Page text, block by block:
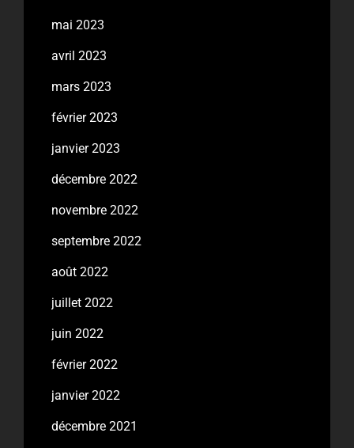
mai 2023
avril 2023
mars 2023
février 2023
janvier 2023
décembre 2022
novembre 2022
septembre 2022
août 2022
juillet 2022
juin 2022
février 2022
janvier 2022
décembre 2021